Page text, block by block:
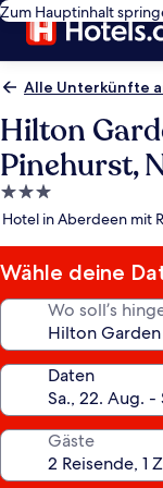
Zum Hauptinhalt
Alle Unterkünfte
Hilton
Pinehurst,
3.0-
Sterne-
Hotel in Aberdeen mit
Wähle deine
Wo soll’s
Daten
Gäste